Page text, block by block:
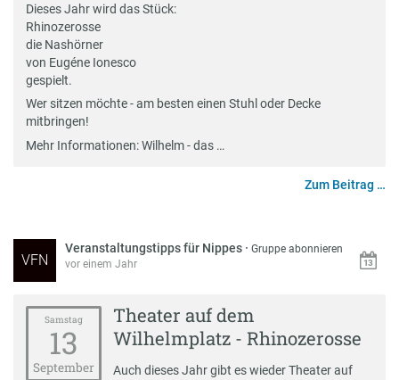
Dieses Jahr wird das Stück:
Rhinozerosse
die Nashörner
von Eugéne Ionesco
gespielt.
Wer sitzen möchte - am besten einen Stuhl oder Decke
mitbringen!
Mehr Informationen: Wilhelm - das …
Zum Beitrag …
VFN
Veranstaltungstipps für Nippes ·Gruppe abonnieren
vor einem Jahr
Samstag
13
September
Theater auf dem
Wilhelmplatz - Rhinozerosse
Auch dieses Jahr gibt es wieder Theater auf